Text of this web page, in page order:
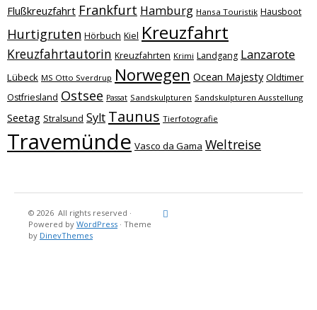
Flußkreuzfahrt Frankfurt Hamburg Hansa Touristik Hausboot
Hurtigruten Hörbuch Kiel Kreuzfahrt
Kreuzfahrtautorin Kreuzfahrten Krimi Landgang Lanzarote
Lübeck MS Otto Sverdrup Norwegen Ocean Majesty Oldtimer
Ostfriesland Ostsee Passat Sandskulpturen Sandskulpturen Ausstellung
Seetag Stralsund Sylt Taunus Tierfotografie
Travemünde Vasco da Gama Weltreise
© 2026 All rights reserved ·
Powered by WordPress · Theme
by DinevThemes